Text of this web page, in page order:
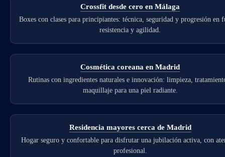
Crossfit desde cero en Málaga
Boxes con clases para principiantes: técnica, seguridad y progresión en
resistencia y agilidad.
Cosmética coreana en Madrid
Rutinas con ingredientes naturales e innovación: limpieza,
maquillaje para una piel radiante.
Residencia mayores cerca de Madrid
Hogar seguro y confortable para disfrutar una jubilación activa, con
profesional.